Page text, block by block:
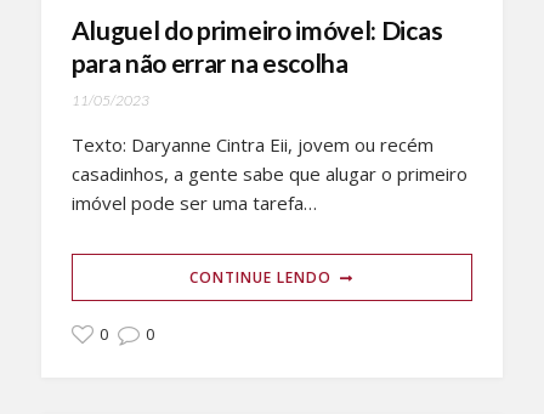
Aluguel do primeiro imóvel: Dicas
para não errar na escolha
11/05/2023
Texto: Daryanne Cintra Eii, jovem ou recém
casadinhos, a gente sabe que alugar o primeiro
imóvel pode ser uma tarefa…
CONTINUE LENDO
0 0